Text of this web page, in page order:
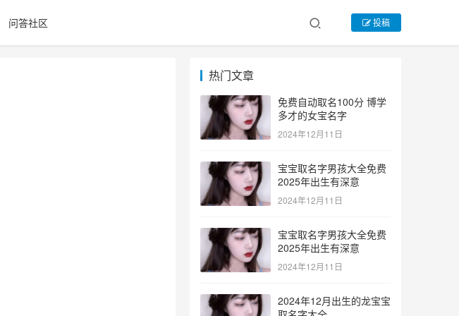
问答社区 投稿
热门文章
免费自动取名100分 博学
多才的女宝名字
2024年12月11日
宝宝取名字男孩大全免费
2025年出生有深意
2024年12月11日
宝宝取名字男孩大全免费
2025年出生有深意
2024年12月11日
2024年12月出生的龙宝宝